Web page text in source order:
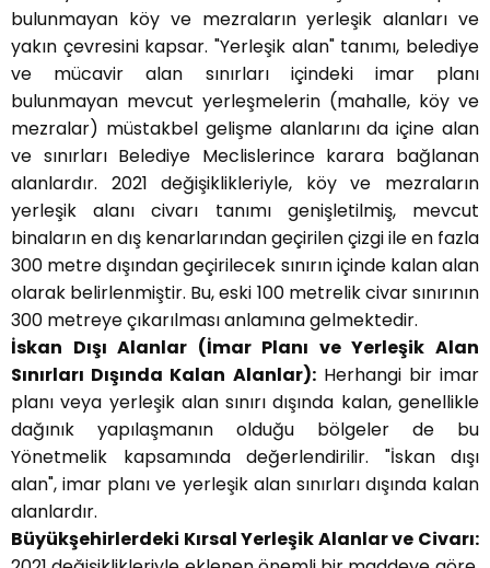
bulunmayan köy ve mezraların yerleşik alanları ve
yakın çevresini kapsar. "Yerleşik alan" tanımı, belediye
ve mücavir alan sınırları içindeki imar planı
bulunmayan mevcut yerleşmelerin (mahalle, köy ve
mezralar) müstakbel gelişme alanlarını da içine alan
ve sınırları Belediye Meclislerince karara bağlanan
alanlardır. 2021 değişiklikleriyle, köy ve mezraların
yerleşik alanı civarı tanımı genişletilmiş, mevcut
binaların en dış kenarlarından geçirilen çizgi ile en fazla
300 metre dışından geçirilecek sınırın içinde kalan alan
olarak belirlenmiştir. Bu, eski 100 metrelik civar sınırının
300 metreye çıkarılması anlamına gelmektedir.
İskan Dışı Alanlar (İmar Planı ve Yerleşik Alan
Sınırları Dışında Kalan Alanlar):Herhangi bir imar
planı veya yerleşik alan sınırı dışında kalan, genellikle
dağınık yapılaşmanın olduğu bölgeler de bu
Yönetmelik kapsamında değerlendirilir. "İskan dışı
alan", imar planı ve yerleşik alan sınırları dışında kalan
alanlardır.
Büyükşehirlerdeki Kırsal Yerleşik Alanlar ve Civarı: